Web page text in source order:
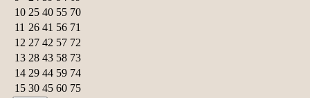
10 25 40 55 70
11 26 41 56 71
12 27 42 57 72
13 28 43 58 73
14 29 44 59 74
15 30 45 60 75